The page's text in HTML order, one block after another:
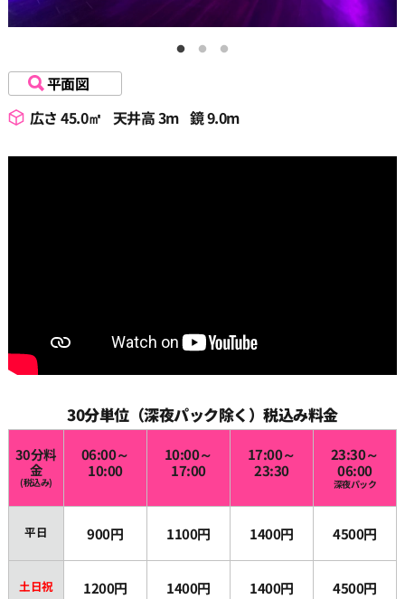
平面図
広さ 45.0㎡ 天井高 3m 鏡 9.0m
30分単位（深夜パック除く）税込み料金
30分料
金
(税込み)
06:00～
10:00
10:00～
17:00
17:00～
23:30
23:30～
06:00
深夜パック
平日 900円 1100円 1400円 4500円
土日祝 1200円 1400円 1400円 4500円